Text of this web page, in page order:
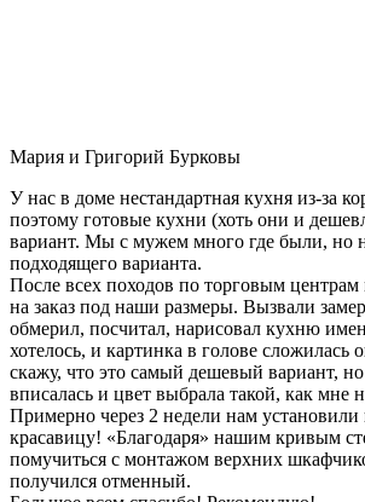
Мария и Григорий Бурковы
У нас в доме нестандартная кухня из-за
поэтому готовые кухни (хоть они и
вариант. Мы с мужем много где были, но
подходящего варианта.
После всех походов по торговым
на заказ под наши размеры. Вызвали
обмерил, посчитал, нарисовал кухню
хотелось, и картинка в голове сложилась
скажу, что это самый дешевый вариант,
вписалась и цвет выбрала такой, как мне
Примерно через 2 недели нам
красавицу! «Благодаря» нашим кривым
помучиться с монтажом верхних
получился отменный.